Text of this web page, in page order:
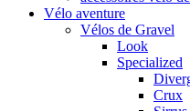
Vélo aventure
Vélos de Gravel
Look
Specialized
Crux